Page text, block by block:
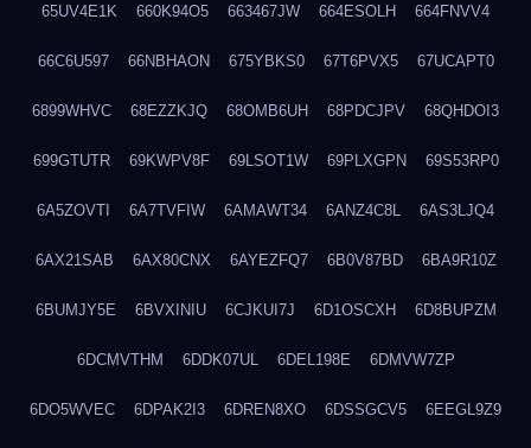
65UV4E1K 660K94O5 663467JW 664ESOLH 664FNVV4
66C6U597 66NBHAON 675YBKS0 67T6PVX5 67UCAPT0
6899WHVC 68EZZKJQ 68OMB6UH 68PDCJPV 68QHDOI3
699GTUTR 69KWPV8F 69LSOT1W 69PLXGPN 69S53RP0
6A5ZOVTI 6A7TVFIW 6AMAWT34 6ANZ4C8L 6AS3LJQ4
6AX21SAB 6AX80CNX 6AYEZFQ7 6B0V87BD 6BA9R10Z
6BUMJY5E 6BVXINIU 6CJKUI7J 6D1OSCXH 6D8BUPZM
6DCMVTHM 6DDK07UL 6DEL198E 6DMVW7ZP
6DO5WVEC 6DPAK2I3 6DREN8XO 6DSSGCV5 6EEGL9Z9